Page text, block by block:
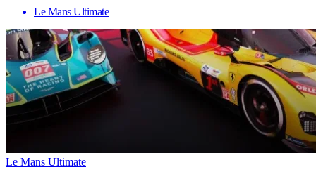
Le Mans Ultimate
Le Mans Ultimate